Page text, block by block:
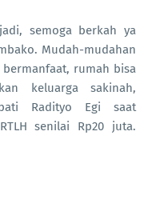
semoga berkah ya
Mudah-mudahan
rumah bisa
keluarga sakinah,
Radityo Egi saat
senilai Rp20 juta.